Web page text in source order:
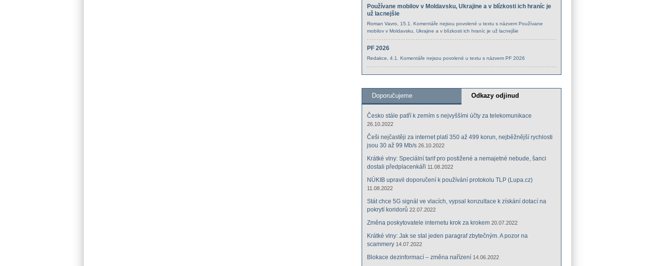
Používane mobilov v Moldavsku, Ukrajine a v blízkosti ich hraníc je
už lacnejšie
Roman Vavro , 15.1. Komentáře nejsou povolené u textu s názvem Používane
mobilov v Moldavsku, Ukrajine a v blízkosti ich hraníc je už lacnejšie
PF 2026
Redakce , 4.1. Komentáře nejsou povolené u textu s názvem PF 2026
Doporučujeme Odkazy odjinud
Česko stále patří k zemím s nejvyššími účty za telekomunikace
26.10.2022
Češi nejčastěji za internet platí 350 až 499 korun, nejběžnější rychlosti
jsou 30 až 99 Mb/s 26.10.2022
Krátké vlny: Speciální tarif pro postižené a nemajetné nebude, šanci
dostali předplacenkáři 11.08.2022
NÚKIB upravil doporučení k používání protokolu TLP (Lupa.cz)
11.08.2022
Stát chce 5G signál ve vlacích, vypsal konzultace k získání dotací na
pokrytí koridorů 22.07.2022
Změna poskytovatele internetu krok za krokem 20.07.2022
Krátké vlny: Jak se stal jeden paragraf zbytečným. A pozor na
scammery 14.07.2022
Blokace dezinformací – změna nařízení 14.06.2022